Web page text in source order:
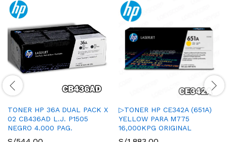
TONER HP 36A DUAL PACK X
02 CB436AD L.J. P1505
NEGRO 4.000 PAG.
▷TONER HP CE342A (651A)
YELLOW PARA M775
16,000KPG ORIGINAL